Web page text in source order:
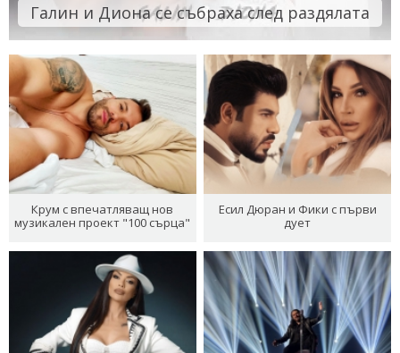
Галин и Диона се събраха след раздялата
Крум с впечатляващ нов
музикален проект "100 сърца"
Есил Дюран и Фики с първи
дует